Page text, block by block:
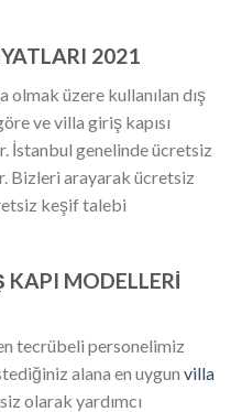
2021
olmak üzere kullanılan dış
ve villa giriş kapısı
İstanbul genelinde ücretsiz
Bizleri arayarak ücretsiz
keşif talebi
MODELLERİ
tecrübeli personelimiz
alana en uygun villa
olarak yardımcı